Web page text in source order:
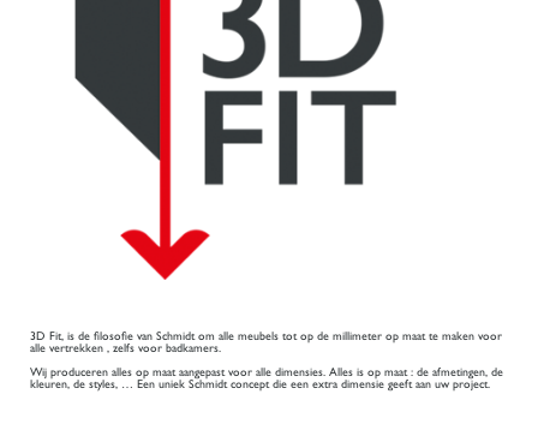
3D Fit, is de filosofie van Schmidt om alle meubels tot op de millimeter op maat te maken voor
alle vertrekken , zelfs voor badkamers.
Wij produceren alles op maat aangepast voor alle dimensies. Alles is op maat : de afmetingen, de
kleuren, de styles, … Een uniek Schmidt concept die een extra dimensie geeft aan uw project.